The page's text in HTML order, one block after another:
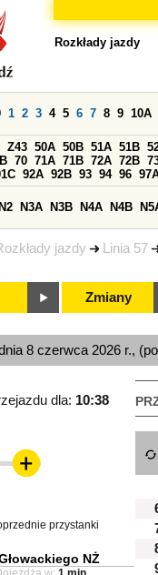
jazdy Linia 57
Rozkłady jazdy
1 2 3 4 5 6 7 8 9 10A
Z43 50A 50B 51A 51B
70 71A 71B 72A 72B
92A 92B 93 94 96
N2 N3A N3B N4A N4B
Zmiany
8 czerwca 2026 r.,
dla: 10:38
przystanki
NŻ